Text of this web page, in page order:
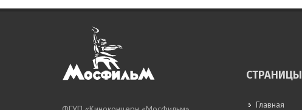
СТРАНИЦЫ
Главная